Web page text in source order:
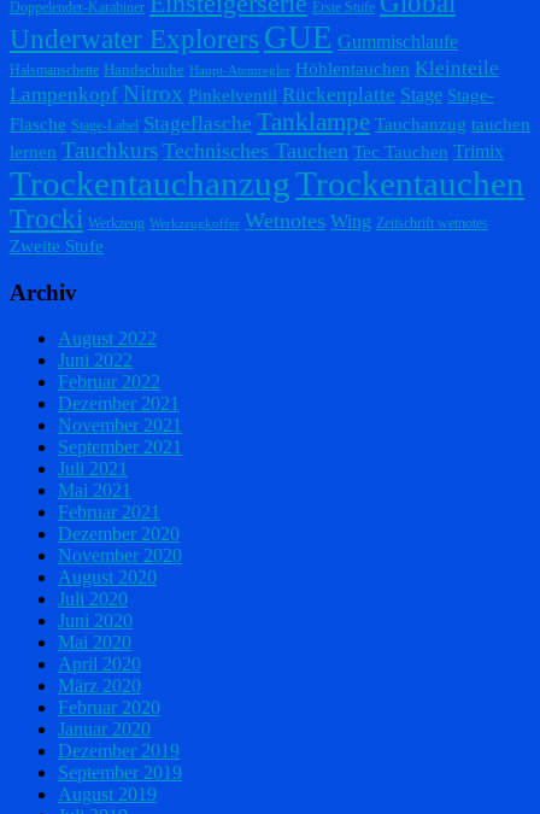
Doppelender-Karabiner Erste Stufe
Underwater Explorers GUE Gummischlaufe
Halsmanschette Handschuhe Haupt-Atemregler Höhlentauchen Kleinteile
Lampenkopf Nitrox Pinkelventil Rückenplatte Stage Stage-
Flasche Stage-Label Stageflasche Tanklampe Tauchanzug tauchen
lernen Tauchkurs Technisches Tauchen Tec Tauchen Trimix
TrockentauchanzugTrockentauchen
Trocki Werkzeug Werkzeugkoffer Wetnotes Wing Zeitschrift wetnotes
Zweite Stufe
Archiv
August 2022
Juni 2022
Februar 2022
Dezember 2021
November 2021
September 2021
Juli 2021
Mai 2021
Februar 2021
Dezember 2020
November 2020
August 2020
Juli 2020
Juni 2020
Mai 2020
April 2020
März 2020
Februar 2020
Januar 2020
Dezember 2019
September 2019
August 2019